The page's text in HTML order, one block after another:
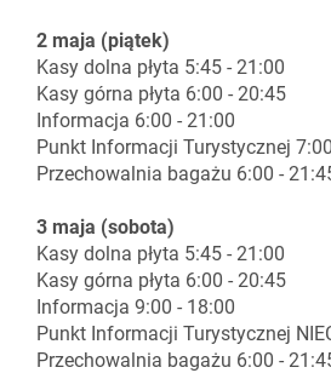
2 maja (piątek)
Kasy dolna płyta 5:45 - 21:00
Kasy górna płyta 6:00 - 20:45
Informacja 6:00 - 21:00
Punkt Informacji Turystycznej
Przechowalnia bagażu 6:00 -
3 maja (sobota)
Kasy dolna płyta 5:45 - 21:00
Kasy górna płyta 6:00 - 20:45
Informacja 9:00 - 18:00
Punkt Informacji Turystycznej
Przechowalnia bagażu 6:00 -